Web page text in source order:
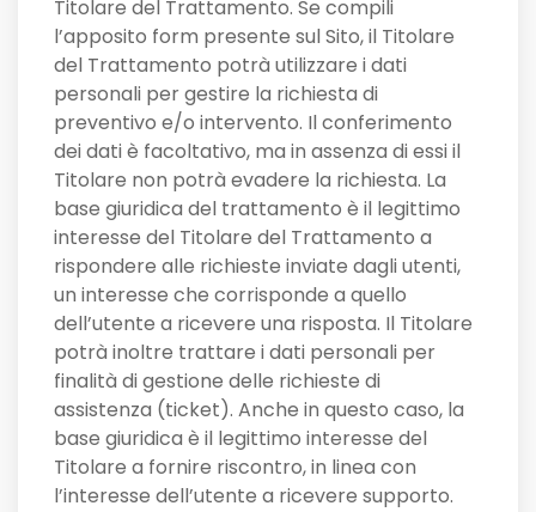
Titolare del Trattamento. Se compili
l’apposito form presente sul Sito, il Titolare
del Trattamento potrà utilizzare i dati
personali per gestire la richiesta di
preventivo e/o intervento. Il conferimento
dei dati è facoltativo, ma in assenza di essi il
Titolare non potrà evadere la richiesta. La
base giuridica del trattamento è il legittimo
interesse del Titolare del Trattamento a
rispondere alle richieste inviate dagli utenti,
un interesse che corrisponde a quello
dell’utente a ricevere una risposta. Il Titolare
potrà inoltre trattare i dati personali per
finalità di gestione delle richieste di
assistenza (ticket). Anche in questo caso, la
base giuridica è il legittimo interesse del
Titolare a fornire riscontro, in linea con
l’interesse dell’utente a ricevere supporto.